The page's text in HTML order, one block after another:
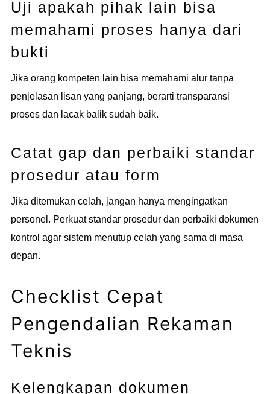
Uji apakah pihak lain bisa
memahami proses hanya dari
bukti
Jika orang kompeten lain bisa memahami alur tanpa
penjelasan lisan yang panjang, berarti transparansi
proses dan lacak balik sudah baik.
Catat gap dan perbaiki standar
prosedur atau form
Jika ditemukan celah, jangan hanya mengingatkan
personel. Perkuat standar prosedur dan perbaiki dokumen
kontrol agar sistem menutup celah yang sama di masa
depan.
Checklist Cepat
Pengendalian Rekaman
Teknis
Kelengkapan dokumen